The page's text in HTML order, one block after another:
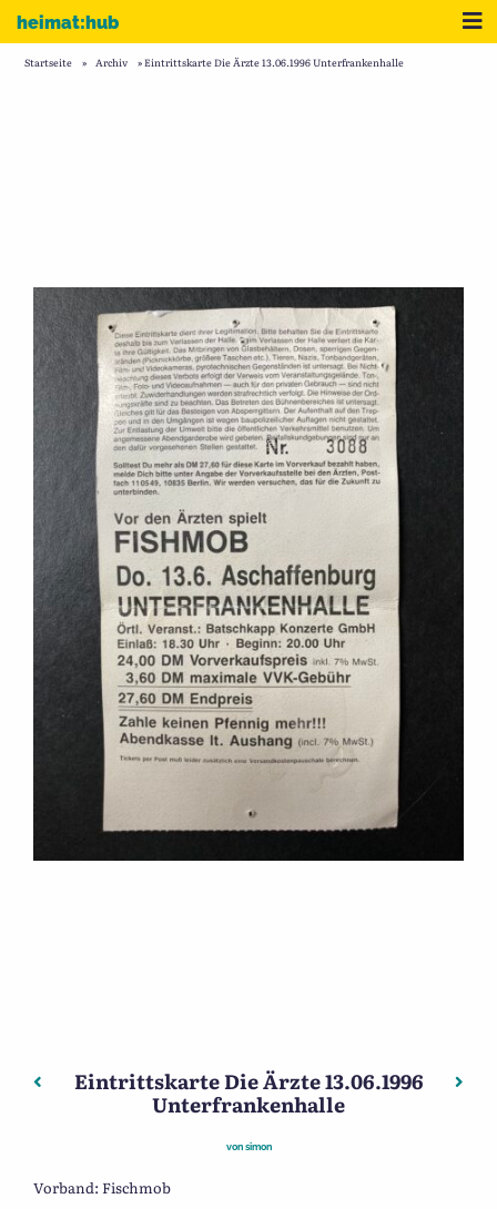
Zum Inhalt
heimat:hub
Startseite » Archiv »Eintrittskarte Die Ärzte 13.06.1996 Unterfrankenhalle
Beitragsnavigation
Vorheriger: Eintrittskarte Die Ärzte 13.06.1996
Eintrittskarte Die Ärzte 13.06.1996
Unterfrankenhalle
von simon
Vorband: Fischmob